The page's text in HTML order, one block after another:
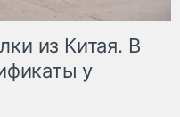
из Китая. В
у